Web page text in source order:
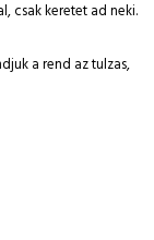
csak keretet ad neki.
a rend az tulzas,